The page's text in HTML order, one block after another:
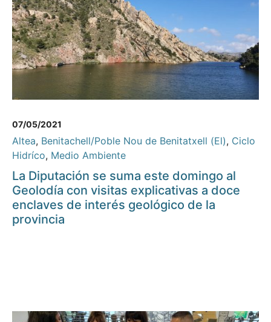
07/05/2021
Altea, Benitachell/Poble Nou de Benitatxell (El), Ciclo
Hidríco, Medio Ambiente
La Diputación se suma este domingo al
Geolodía con visitas explicativas a doce
enclaves de interés geológico de la
provincia